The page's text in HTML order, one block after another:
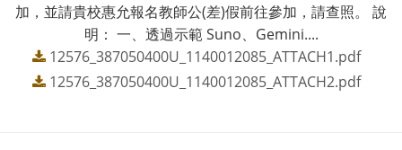
加，並請貴校惠允報名教師公(差)假前往參加，請查照。 說
明： 一、透過示範 Suno、Gemini....
12576_387050400U_1140012085_ATTACH1.pdf
12576_387050400U_1140012085_ATTACH2.pdf